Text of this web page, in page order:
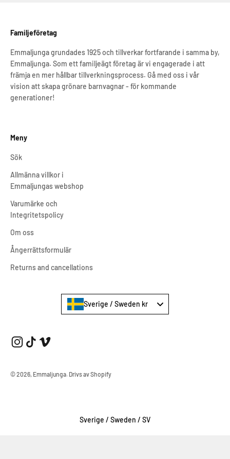
Familjeföretag
Emmaljunga grundades 1925 och tillverkar fortfarande i samma by,
Emmaljunga. Som ett familjeägt företag är vi engagerade i att
främja en mer hållbar tillverkningsprocess. Gå med oss i vår
vision att skapa grönare barnvagnar - för kommande
generationer!
Meny
Sök
Allmänna villkor i
Emmaljungas webshop
Varumärke och
Integritetspolicy
Om oss
Ångerrättsformulär
Returns and cancellations
Sverige / Sweden kr
© 2026, Emmaljunga. Drivs av Shopify
Select Your Region:
Sverige / Sweden / SV